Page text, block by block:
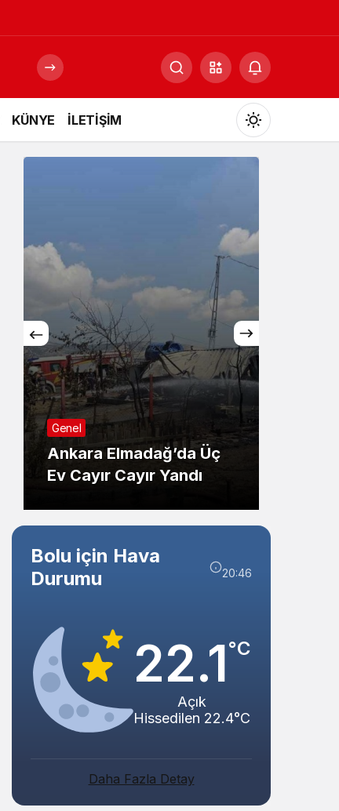
KÜNYE İLETİŞİM
Mod
değiştir
Gece Modu
Gece modunu seçin.
Sistem Modu
Sistem modunu seçin.
Genel
Ankara Elmadağ’da Üç
Ev Cayır Cayır Yandı
Bolu için Hava
Durumu
20:46
22.1°C
Açık
Hissedilen 22.4°C
Daha Fazla Detay